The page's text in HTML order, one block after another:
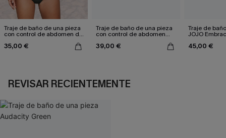
Traje de baño de una pieza
con control de abdomen de
35,00 €
Traje de baño de una pieza
con control de abdomen
39,00 €
Traje de
JOJO
45,00 €
REVISAR RECIENTEMENTE